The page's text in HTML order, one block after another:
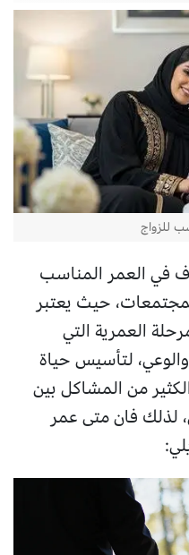
للزواج
في العمر المناسب
حيث يعتبر
العمرية التي
لتأسيس حياة
من المشاكل بين
لذلك فان متى عمر